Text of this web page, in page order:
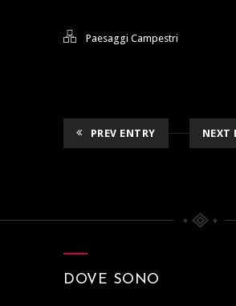
Paesaggi Campestri
PREV ENTRY NEXT
DOVE SONO